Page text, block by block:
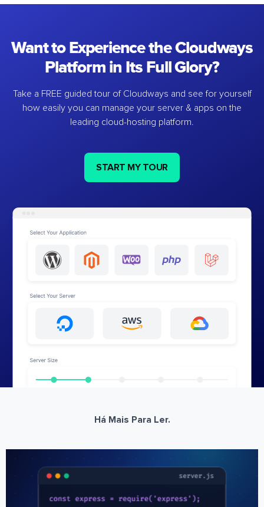
Want to Experience the Cloudways
Platform in Its Full Glory?
Take a FREE guided tour of Cloudways and see for yourself
how easily you can manage your server & apps on the
leading cloud-hosting platform.
START MY TOUR
Há Mais Para Ler.